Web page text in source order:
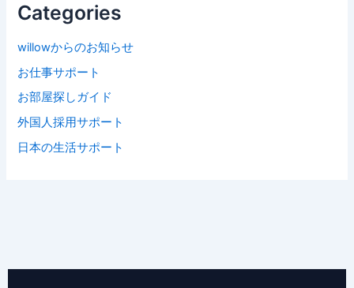
Categories
willowからのお知らせ
お仕事サポート
お部屋探しガイド
外国人採用サポート
日本の生活サポート